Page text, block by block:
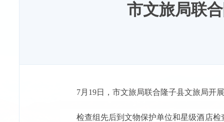
市文旅局联
7月19日，市文旅局联合隆子县文旅局开
检查组先后到文物保护单位和星级酒店